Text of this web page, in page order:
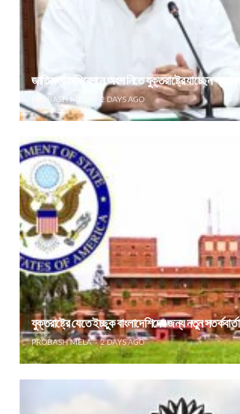
জাতিসংঘ অধিবেশনে অংশ নিতে যুক্তরাষ্ট্রে যাচ্ছেন
PROBASH MELA 2 DAYS AGO
যুক্তরাষ্ট্রে যেতে ইচ্ছুক বাংলাদেশিদের জন্য নতুন সতর্কবার্তা
PROBASH MELA 2 DAYS AGO